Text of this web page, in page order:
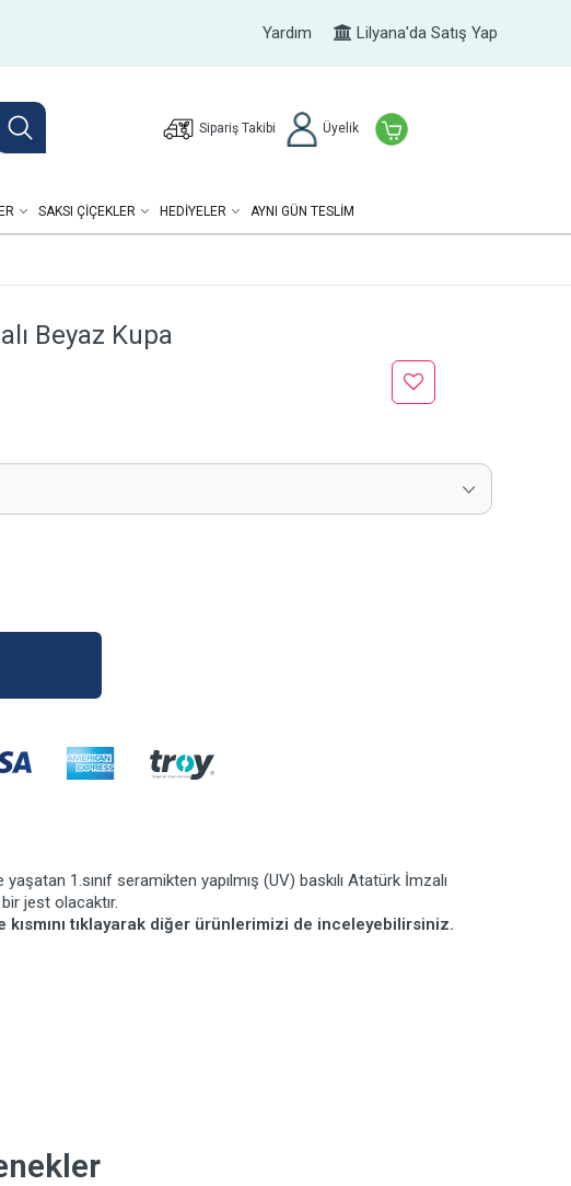
Yardım Lilyana'da Satış Yap
Sipariş Takibi Üyelik
SAKSI ÇIÇEKLER HEDIYELER AYNI GÜN TESLİM
Beyaz Kupa
1.sınıf seramikten yapılmış (UV) baskılı Atatürk İmzalı
jest olacaktır.
kısmını tıklayarak diğer ürünlerimizi de inceleyebilirsiniz.